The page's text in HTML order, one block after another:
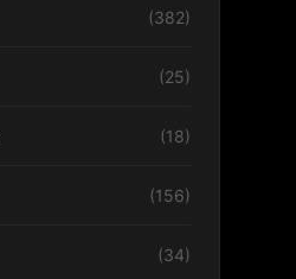
(382)
(25)
(18)
(156)
(34)